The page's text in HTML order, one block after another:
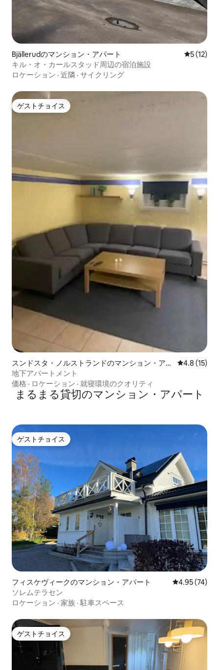
Bjällerudのマンション・アパート レビュー
5 (12)
キル・オ・カールスタッド周辺の宿泊施設
ロケーション · 近隣 · サイクリング
ゲストチョイス
ゲストチョイス
スンドスタ・ノルストランドのマンション・アパ
ート
レビュー15
4.8 (15)
地下アパートメント
価格 · ロケーション · 就寝環境のクオリティ
まるまる貸切のマンション・アパート
ゲストチョイス
ゲストチョイス
フィスケヴィークのマンション・アパート レビュー74
4.95 (74)
ソレムテラセン
ロケーション · 家族 ·駐車スペース
ゲストチョイス
ゲストチョイス